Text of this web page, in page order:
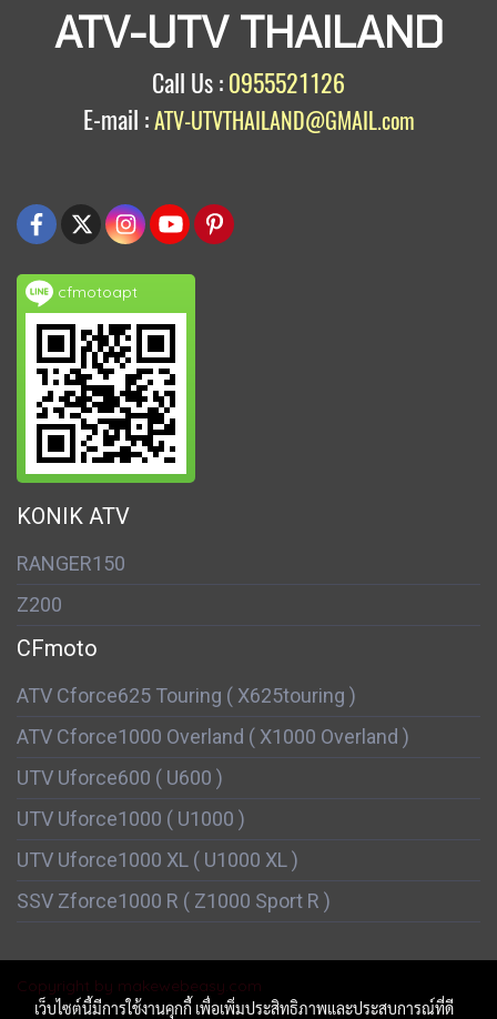
ATV-UTV THAILAND
Call Us : 0955521126
E-mail :ATV-UTVTHAILAND@GMAIL.com
cfmotoapt
KONIK ATV
RANGER150
Z200
CFmoto
ATV Cforce625 Touring ( X625touring )
ATV Cforce1000 Overland ( X1000 Overland )
UTV Uforce600 ( U600 )
UTV Uforce1000 ( U1000 )
UTV Uforce1000 XL ( U1000 XL )
SSV Zforce1000 R ( Z1000 Sport R )
Copyright by makewebeasy.com
เว็บไซต์นี้มีการใช้งานคุกกี้ เพื่อเพิ่มประสิทธิภาพและประสบการณ์ที่ดี